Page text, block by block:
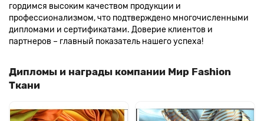
гордимся высоким качеством продукции и
профессионализмом, что подтверждено многочисленными
дипломами и сертификатами. Доверие клиентов и
партнеров – главный показатель нашего успеха!
Дипломы и награды компании Мир Fashion
Ткани